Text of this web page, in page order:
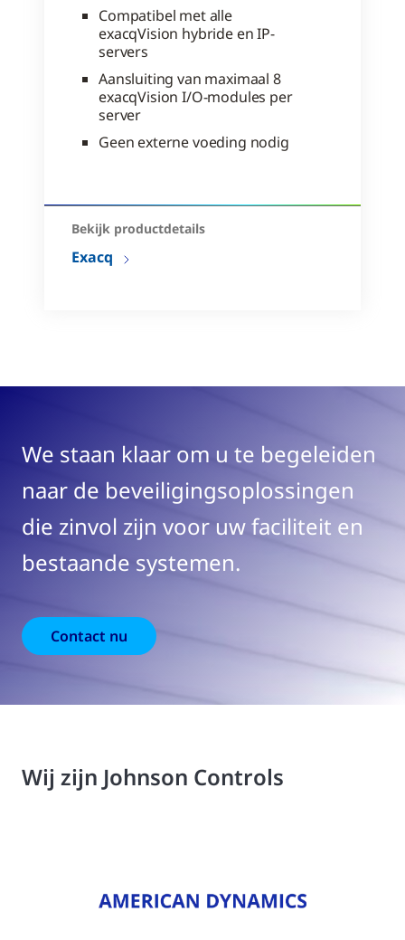
Compatibel met alle
exacqVision hybride en IP-
servers
Aansluiting van maximaal 8
exacqVision I/O-modules per
server
Geen externe voeding nodig
Bekijk productdetails
Exacq
We staan klaar om u te begeleiden
naar de beveiligingsoplossingen
die zinvol zijn voor uw faciliteit en
bestaande systemen.
Contact nu
Wij zijn Johnson Controls